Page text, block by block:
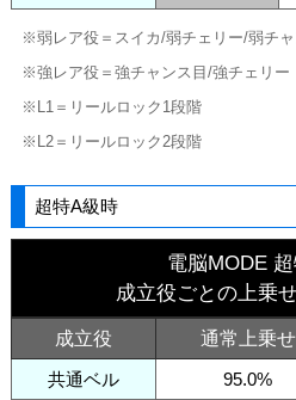
※弱レア役＝スイカ/弱チェリー/弱チャ
※強レア役＝強チャンス目/強チェリー
※L1＝リールロック1段階
※L2＝リールロック2段階
超特A級時
電脳MODE
成立役ごとの上乗
成立役 通常上乗せ
共通ベル 95.0%